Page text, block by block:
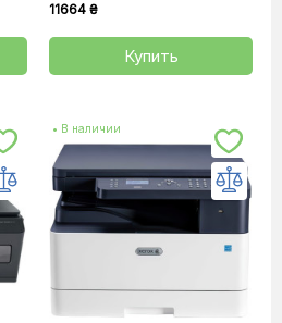
11664 ₴
Купить
• В наличии